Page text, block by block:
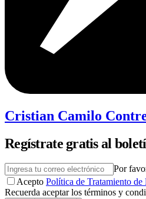
Cristian Camilo
Regístrate gratis al
Por
Acepto Política de Tratamiento de
Recuerda aceptar los términos y